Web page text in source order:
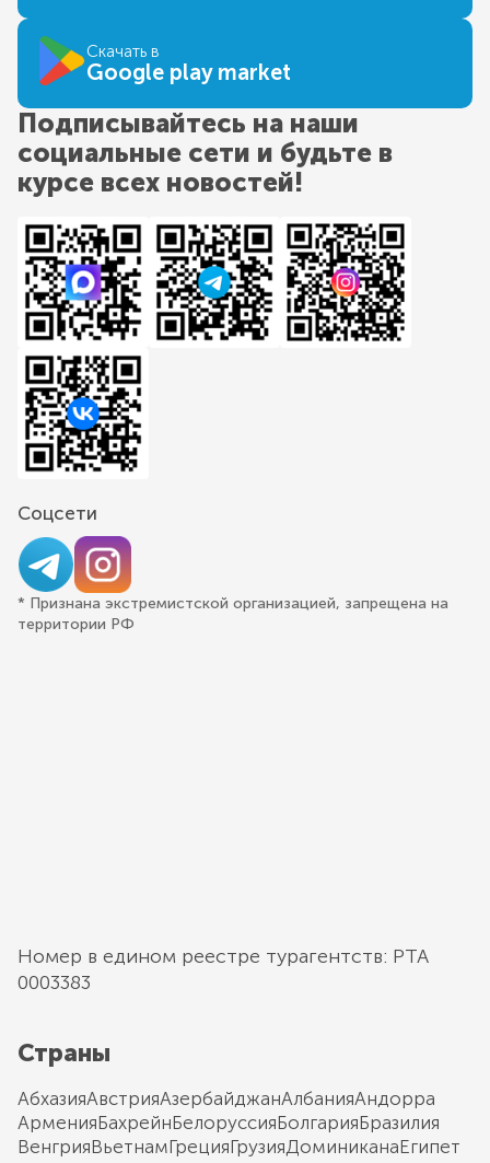
Скачать в
Google play market
Подписывайтесь на наши
социальные сети и будьте в
курсе всех новостей!
Соцсети
* Признана экстремистской организацией, запрещена на
территории РФ
Номер в едином реестре турагентств: РТА
0003383
Страны
АбхазияАвстрияАзербайджанАлбанияАндорра
АрменияБахрейнБелоруссияБолгарияБразилия
ВенгрияВьетнамГрецияГрузияДоминиканаЕгипет